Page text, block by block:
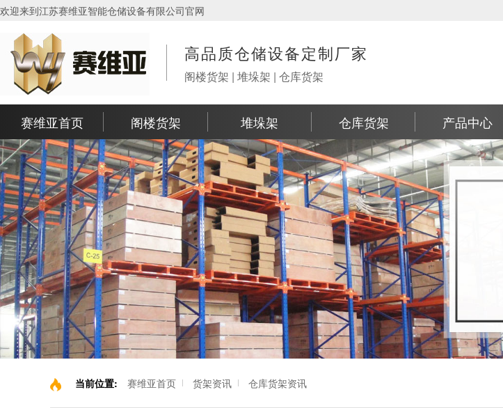
欢迎来到江苏赛维亚智能仓储设备有限公司官网
高品质仓储设备定制厂家
阁楼货架 | 堆垛架 | 仓库货架
赛维亚首页 阁楼货架 堆垛架 仓库货架 产品中心
当前位置: 赛维亚首页 货架资讯 仓库货架资讯